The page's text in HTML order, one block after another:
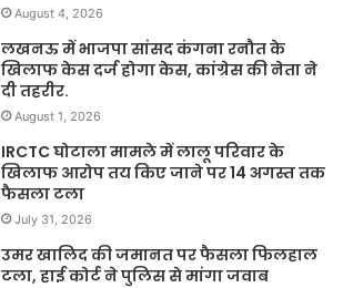
August 4, 2026
लखनऊ में भाजपा सांसद कंगना रनौत के
खिलाफ केस दर्ज होगा केस, कांग्रेस की नेता ने
दी तहरीर.
August 1, 2026
IRCTC घोटाला मामले में लालू परिवार के
खिलाफ आरोप तय किए जाने पर 14 अगस्त तक
फैसला टला
July 31, 2026
उमर खालिद की जमानत पर फैसला फिलहाल
टला, हाई कोर्ट ने पुलिस से मांगा जवाब